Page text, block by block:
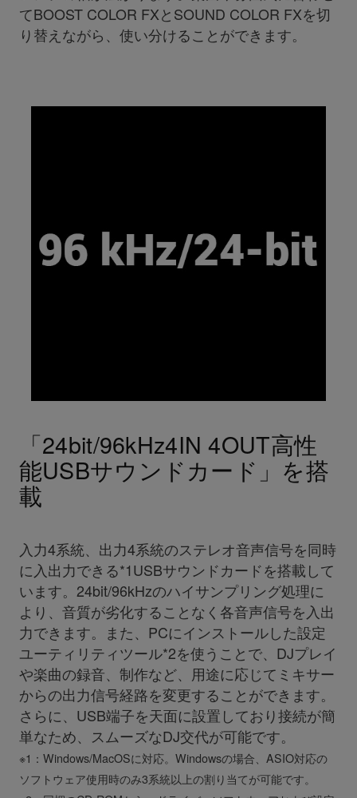
てBOOST COLOR FXとSOUND COLOR FXを切
り替えながら、使い分けることができます。
「24bit/96kHz4IN 4OUT高性
能USBサウンドカード」を搭
載
入力4系統、出力4系統のステレオ音声信号を同時
に入出力できる*1USBサウンドカードを搭載して
います。24bit/96kHzのハイサンプリング処理に
より、音質が劣化することなく各音声信号を入出
力できます。また、PCにインストールした設定
ユーティリティツール*2を使うことで、DJプレイ
や楽曲の録音、制作など、用途に応じてミキサー
からの出力信号経路を変更することができます。
さらに、USB端子を天面に設置しており接続が簡
単なため、スムーズなDJ交代が可能です。
※1：Windows/MacOSに対応。Windowsの場合、ASIO対応の
ソフトウェア使用時のみ3系統以上の割り当てが可能です。